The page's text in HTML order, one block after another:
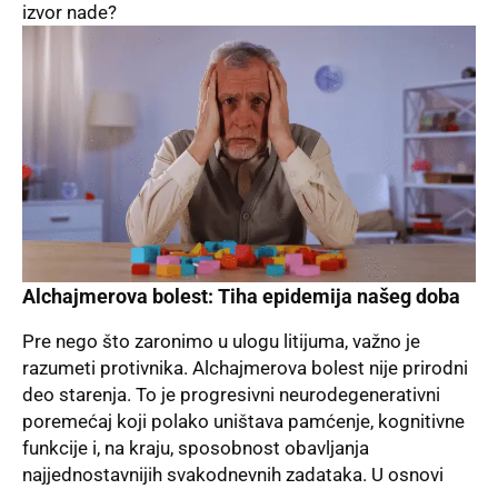
izvor nade?
Alchajmerova bolest: Tiha epidemija našeg doba
Pre nego što zaronimo u ulogu litijuma, važno je
razumeti protivnika. Alchajmerova bolest nije prirodni
deo starenja. To je progresivni neurodegenerativni
poremećaj koji polako uništava pamćenje, kognitivne
funkcije i, na kraju, sposobnost obavljanja
najjednostavnijih svakodnevnih zadataka. U osnovi